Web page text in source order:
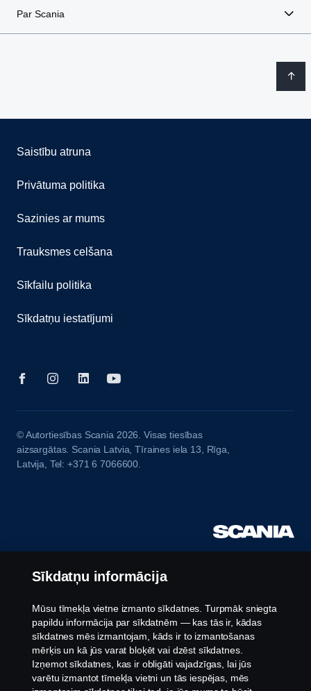
Par Scania
Saistību atruna
Privātuma politika
Sazinies ar mums
Trauksmes celšana
Sīkfailu politika
Sīkdatņu iestatījumi
© Autortiesības Scania 2026. Visas tiesības
aizsargātas. Scania Latvia, Tīraines iela 13, Rīga,
Latvija, Tel: +371 6 7066600.
Sīkdatņu informācija
Mūsu tīmekļa vietne izmanto sīkdatnes. Turpmāk sniegta
papildu informācija par sīkdatnēm — kas tās ir, kādas
sīkdatnes mēs izmantojam, kāds ir to izmantošanas
mērķis un kā jūs varat bloķēt vai dzēst sīkdatnes.
Izņemot sīkdatnes, kas ir obligāti vajadzīgas, lai jūs
varētu izmantot tīmekļa vietni un tās iespējas, mēs